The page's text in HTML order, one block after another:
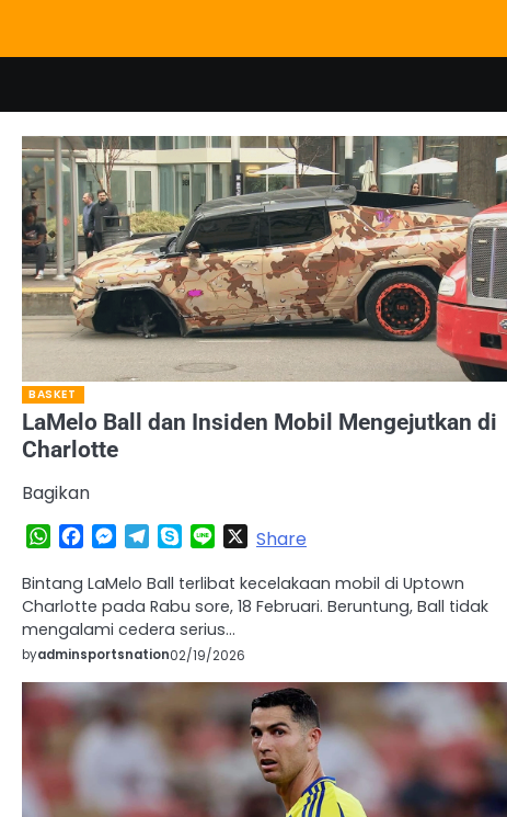
content
BASKET
LaMelo Ball dan Insiden Mobil Mengejutkan di
Charlotte
Bagikan
WhatsApp
Facebook
Messenger
Telegram
SkypeLine XShare
Bintang LaMelo Ball terlibat kecelakaan mobil di Uptown
Charlotte pada Rabu sore, 18 Februari. Beruntung, Ball tidak
mengalami cedera serius…
byadminsportsnation02/19/2026